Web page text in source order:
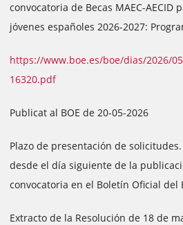
convocatoria de Becas MAEC-AECID
jóvenes españoles 2026-2027:
https://www.boe.es/boe/dias/2026/
16320.pdf
Publicat al BOE de 20-05-2026
Plazo de presentación de
desde el día siguiente de la
convocatoria en el Boletín Oficial del
Extracto de la Resolución de 18 de